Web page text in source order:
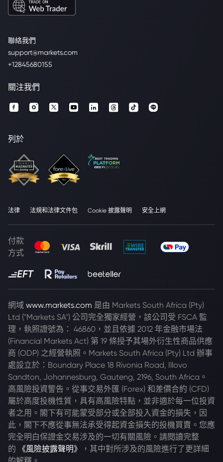
聯絡我們
support@markets.com
+12845680155
關注我們
列於
法律 法規和法律文件包 Cookie 披露聲明 安全上網
付款
方式
網域 www.markets.com 是由 Markets South Africa (Pty)
Ltd ("Markets SA") 公司完全獨家經營，該公司受 FSCA 監
理，執照證號為： 46860，並且依據 2012 年金融市場法
(Financial Markets Act) 第 19 條授予其場外衍生性商品供應
商 (ODP) 之經營執照。Markets South Africa (Pty) Ltd 辦事
處設立於：Boundary Place 18 Rivonia Road, Illovo
Sandton, Johannesburg, Gauteng, 2196, South Africa。
高風險投資警告。從事交易外匯 (Forex) 和差價合約 (CFD)
屬於高度投機性質，具有高風險特點，並非適於每一位投資
者之用。閣下有可能蒙受部分或全部投入資金的損失，因
此，閣下不應從事無法承受得起資金損失的投機買賣。您應
完全明白保證金交易涉及的一切有關風險。請閱讀完整
的
《風險披露聲明》
，其中對所涉及的風險進行了更詳細